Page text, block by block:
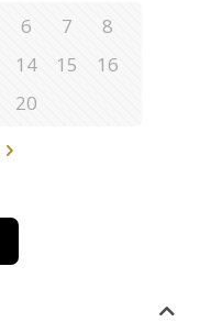
6 7
8
14 15
16
20